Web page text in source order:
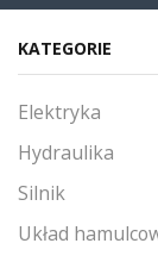
KATEGORIE
Elektryka
Hydraulika
Silnik
Układ